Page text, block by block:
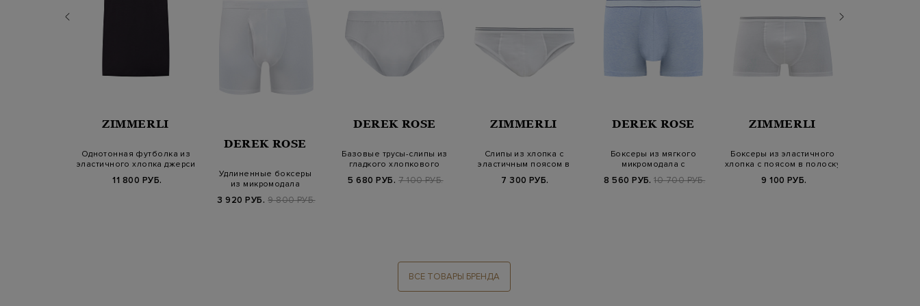
ZIMMERLI
Однотонная футболка из
эластичного хлопка джерси
11 800 РУБ.
DEREK ROSE
Удлиненные боксеры
из микромодала
3 920 РУБ. 9 800 РУБ.
DEREK ROSE
Базовые трусы-слипы из
гладкого хлопкового
5 680 РУБ. 7 100 РУБ.
ZIMMERLI
Слипы из хлопка с
эластичным поясом в
7 300 РУБ.
DEREK ROSE
Боксеры из мягкого
микромодала с
8 560 РУБ. 10 700 РУБ.
ZIMMERLI
Боксеры из эластичного
хлопка с поясом в полоску
9 100 РУБ.
ВСЕ ТОВАРЫ БРЕНДА